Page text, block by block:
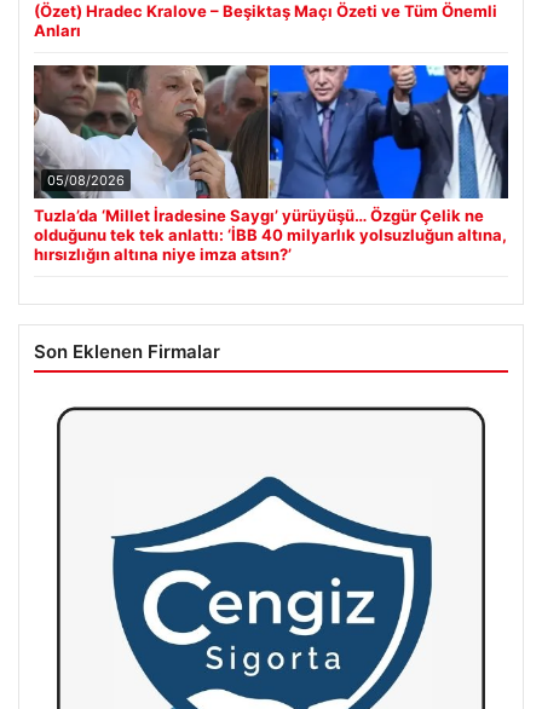
(Özet) Hradec Kralove – Beşiktaş Maçı Özeti ve Tüm Önemli
Anları
05/08/2026
Tuzla’da ‘Millet İradesine Saygı’ yürüyüşü… Özgür Çelik ne
olduğunu tek tek anlattı: ‘İBB 40 milyarlık yolsuzluğun altına,
hırsızlığın altına niye imza atsın?’
Son Eklenen Firmalar